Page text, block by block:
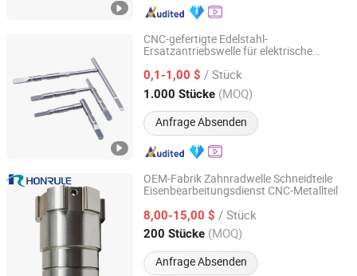
CNC-gefertigte Edelstahl-
Ersatzantriebswelle für elektrische
für schallbetriebene
Rotationszahnbürsten
0,1-1,00 $ / Stück
1.000 Stücke (MOQ)
Anfrage Absenden
Guangdong Taiyuanfeng Metal Products Co., Ltd.
Guangdong, China Seit 2024
OEM-Fabrik Zahnradwelle Schneidteile
Eisenbearbeitungsdienst CNC-Metallteil
8,00-15,00 $ / Stück
200 Stücke (MOQ)
Anfrage Absenden
Wenling Huirong Machinery Co., Ltd.
Zhejiang, China Seit 2024